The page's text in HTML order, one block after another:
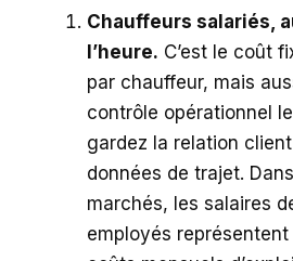
Chauffeurs salariés,
l’heure. C’est le coût
par chauffeur, mais
contrôle opérationnel
gardez la relation
données de trajet.
marchés, les salaires
employés